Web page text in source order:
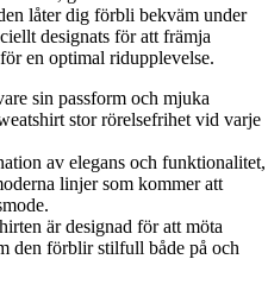
låter dig förbli bekväm under
designats för att främja
en optimal ridupplevelse.
sin passform och mjuka
stor rörelsefrihet vid varje
av elegans och funktionalitet,
linjer som kommer att
är designad för att möta
den förblir stilfull både på och